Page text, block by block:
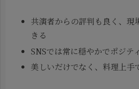
共演者からの評判も良く、現
きる
SNSでは常に穏やかでポジテ
美しいだけでなく、料理上手